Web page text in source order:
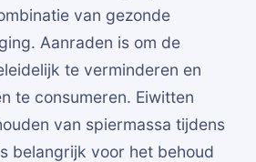
van gezonde
Aanraden is om de
te verminderen en
te consumeren. Eiwitten
van spiermassa tijdens
belangrijk voor het behoud